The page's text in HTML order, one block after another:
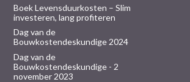
Boek Levensduurkosten – Slim
investeren, lang profiteren
Dag van de
Bouwkostendeskundige 2024
Dag van de
Bouwkostendeskundige - 2
november 2023